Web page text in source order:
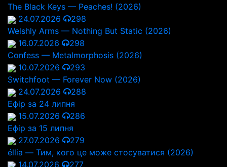
The Black Keys — Peaches! (2026)
24.07.2026
298
Welshly Arms — Nothing But Static (2026)
16.07.2026
298
Confess — Metalmorphosis (2026)
10.07.2026
293
Switchfoot — Forever Now (2026)
24.07.2026
288
Ефір за 24 липня
15.07.2026
286
Ефір за 15 липня
27.07.2026
279
éllia — Тим, кого це може стосуватися (2026)
14.07.2026
277